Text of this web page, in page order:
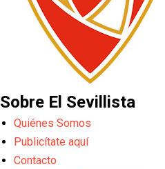
Sobre El Sevillista
Quiénes Somos
Publicítate aquí
Contacto